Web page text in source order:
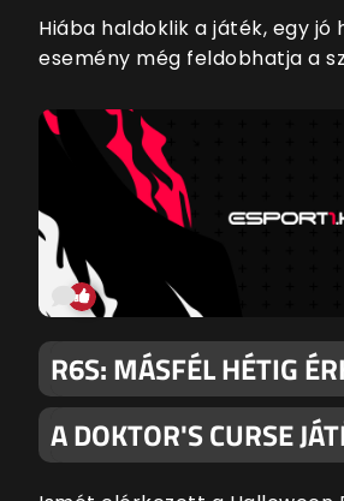
Hiába haldoklik a játék, egy jó
esemény még feldobhatja a
R6S: MÁSFÉL HÉTIG
A DOKTOR'S CURSE